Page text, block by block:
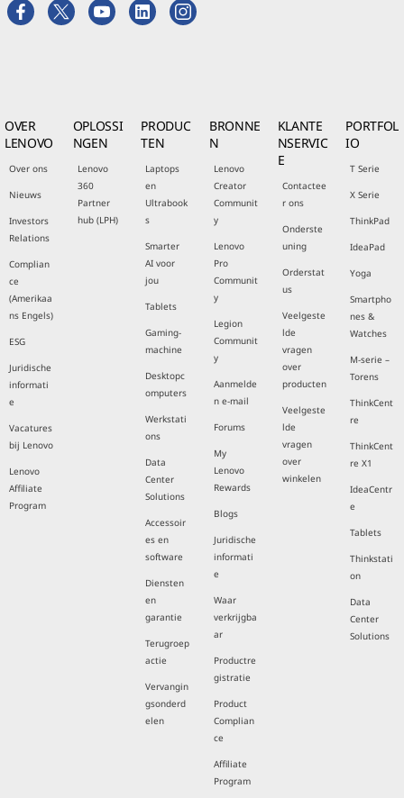
OVER
LENOVO
Over ons
Nieuws
Investors
Relations
Complian
ce
(Amerikaa
ns Engels)
ESG
Juridische
informati
e
Vacatures
bij Lenovo
Lenovo
Affiliate
Program
OPLOSSI
NGEN
Lenovo
360
Partner
hub (LPH)
PRODUC
TEN
Laptops
en
Ultrabook
s
Smarter
AI voor
jou
Tablets
Gaming-
machine
Desktopc
omputers
Werkstati
ons
Data
Center
Solutions
Accessoir
es en
software
Diensten
en
garantie
Terugroep
actie
Vervangin
gsonderd
elen
BRONNE
N
Lenovo
Creator
Communit
y
Lenovo
Pro
Communit
y
Legion
Communit
y
Aanmelde
n e-mail
Forums
My
Lenovo
Rewards
Blogs
Juridische
informati
e
Waar
verkrijgba
ar
Productre
gistratie
Product
Complian
ce
Affiliate
Program
KLANTE
NSERVIC
E
Contactee
r ons
Onderste
uning
Orderstat
us
Veelgeste
lde
vragen
over
producten
Veelgeste
lde
vragen
over
winkelen
PORTFOL
IO
T Serie
X Serie
ThinkPad
IdeaPad
Yoga
Smartpho
nes &
Watches
M-serie –
Torens
ThinkCent
re
ThinkCent
re X1
IdeaCentr
e
Tablets
Thinkstati
on
Data
Center
Solutions